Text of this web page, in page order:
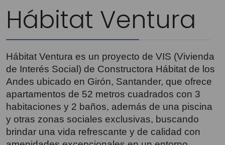
Hábitat Ventura
Hábitat Ventura es un proyecto de VIS (Vivienda
de Interés Social) de Constructora Hábitat de los
Andes ubicado en Girón, Santander, que ofrece
apartamentos de 52 metros cuadrados con 3
habitaciones y 2 baños, además de una piscina
y otras zonas sociales exclusivas, buscando
brindar una vida refrescante y de calidad con